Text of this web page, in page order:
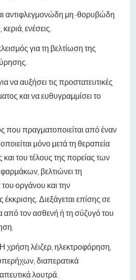
αντιφλεγμονώδη μη -θορυβώδη
ενέσεις.
για τη βελτίωση της
να αυξήσει τις προστατευτικές
και να ευθυγραμμίσει το
που πραγματοποιείται από έναν
μόνο μετά τη θεραπεία
και του τέλους της πορείας των
βελτιώνει τη
οργάνου και την
Διεξάγεται επίσης σε
από τον ασθενή ή τη σύζυγό του
χρήση λέιζερ, ηλεκτροφόρηση,
διαπερατικά
λουτρά.